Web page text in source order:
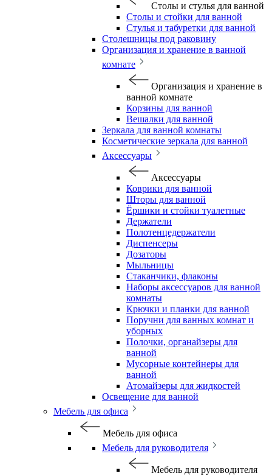
Столы и стулья для ванной
Столы и стойки для ванной
Стулья и табуретки для ванной
Столешницы под раковину
Организация и хранение в ванной
комнате
Организация и хранение в
ванной комнате
Корзины для ванной
Вешалки для ванной
Зеркала для ванной комнаты
Косметические зеркала для ванной
Аксессуары
Аксессуары
Коврики для ванной
Шторы для ванной
Ёршики и стойки туалетные
Держатели
Полотенцедержатели
Диспенсеры
Дозаторы
Мыльницы
Стаканчики, флаконы
Наборы аксессуаров для ванной
комнаты
Крючки и планки для ванной
Поручни для ванных комнат и
уборных
Полочки, органайзеры для
ванной
Мусорные контейнеры для
ванной
Атомайзеры для жидкостей
Освещение для ванной
Мебель для офиса
Мебель для офиса
Мебель для руководителя
Мебель для руководителя